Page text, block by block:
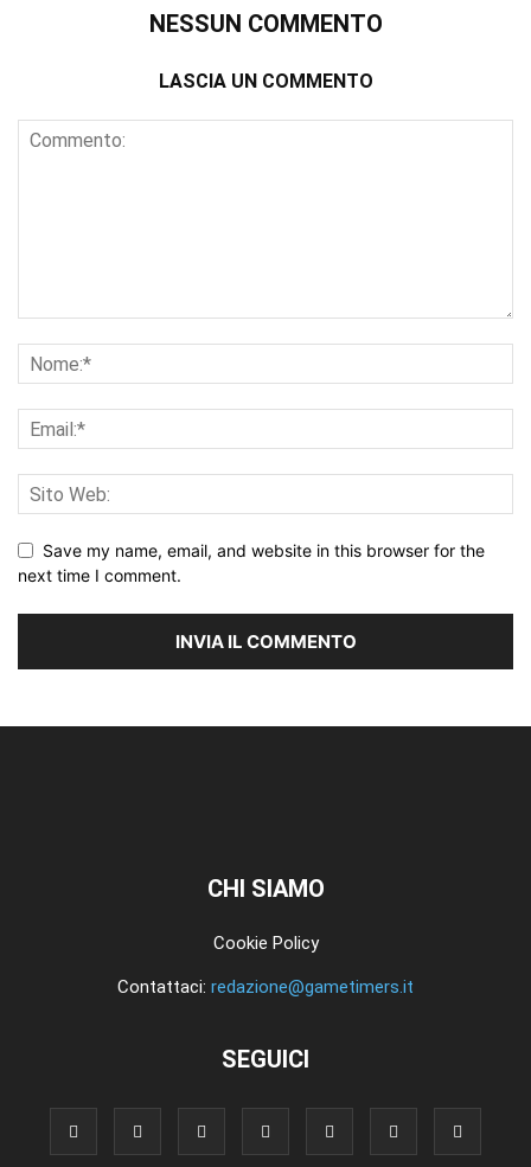
NESSUN COMMENTO
LASCIA UN COMMENTO
Save my name, email, and website in this browser for the
next time I comment.
CHI SIAMO
Cookie Policy
Contattaci: redazione@gametimers.it
SEGUICI